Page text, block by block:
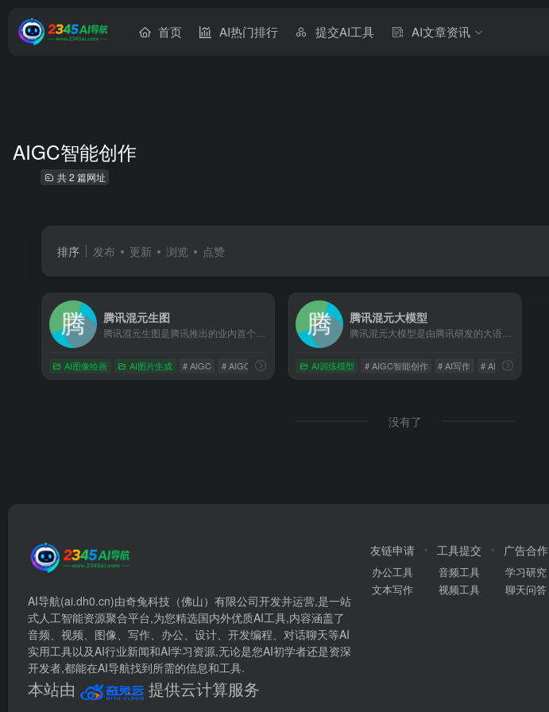
首页 AI热门排行 提交AI工具 AI文章资讯
AIGC智能创作
共 2 篇网址
排序 发布 更新 浏览 点赞
腾讯混元生图
AI图像绘画 AI图片生成 # AIGC # AIGC智能创作 # AI大模型
腾讯混元大模型
AI训练模型 # AIGC智能创作 # AI写作 # AI助手
没有了
AI导航(ai.dh0.cn)由奇兔科技（佛山）有限公司开发并运营,是一站
式人工智能资源聚合平台,为您精选国内外优质AI工具,内容涵盖了
音频、视频、图像、写作、办公、设计、开发编程、对话聊天等AI
实用工具以及AI行业新闻和AI学习资源,无论是您AI初学者还是资深
开发者,都能在AI导航找到所需的信息和工具.
本站由 提供云计算服务
友链申请
办公工具
文本写作
工具提交
音频工具
视频工具
广告合作
学习研究
聊天问答